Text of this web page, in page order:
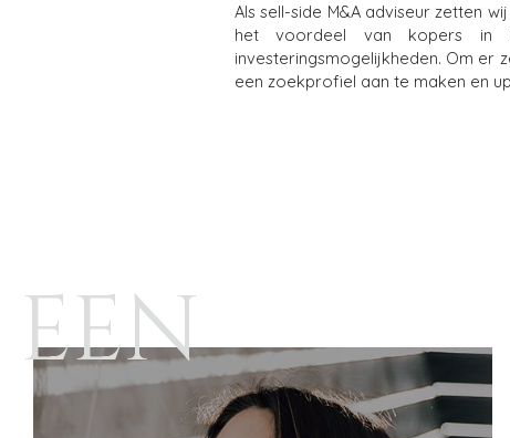
Als sell-side M&A adviseur zetten
het voordeel van kopers in
investeringsmogelijkheden. Om er
een zoekprofiel aan te maken en